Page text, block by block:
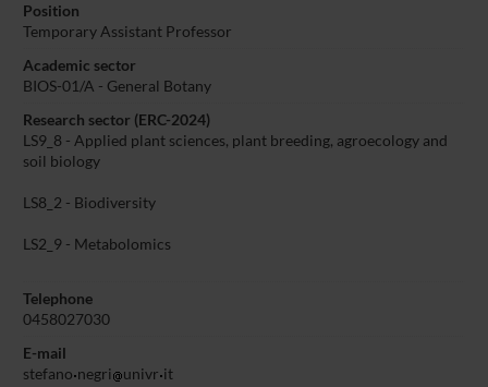
Position
Temporary Assistant Professor
Academic sector
BIOS-01/A - General Botany
Research sector (ERC-2024)
LS9_8 - Applied plant sciences, plant breeding, agroecology and
soil biology
LS8_2 - Biodiversity
LS2_9 - Metabolomics
Telephone
0458027030
E-mail
stefano negri univr it